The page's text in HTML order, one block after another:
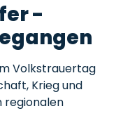
-
Volkstrauertag
Krieg und
regionalen